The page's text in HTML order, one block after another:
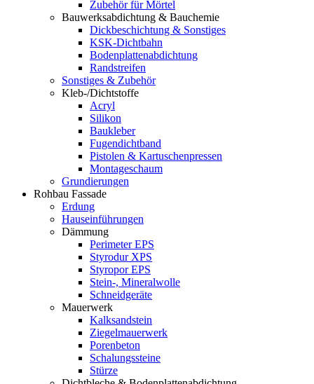
Zubehör für Mörtel
Bauwerksabdichtung & Bauchemie
Dickbeschichtung & Sonstiges
KSK-Dichtbahn
Bodenplattenabdichtung
Randstreifen
Sonstiges & Zubehör
Kleb-/Dichtstoffe
Acryl
Silikon
Baukleber
Fugendichtband
Pistolen & Kartuschenpressen
Montageschaum
Grundierungen
Rohbau Fassade
Erdung
Hauseinführungen
Dämmung
Perimeter EPS
Styrodur XPS
Styropor EPS
Stein-, Mineralwolle
Schneidgeräte
Mauerwerk
Kalksandstein
Ziegelmauerwerk
Porenbeton
Schalungssteine
Stürze